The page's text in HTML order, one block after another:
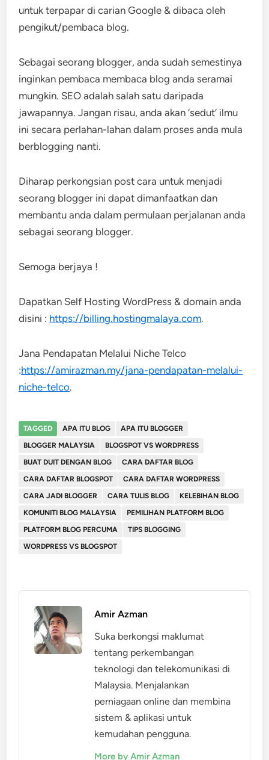
untuk terpapar di carian Google & dibaca oleh
pengikut/pembaca blog.
Sebagai seorang blogger, anda sudah semestinya
inginkan pembaca membaca blog anda seramai
mungkin. SEO adalah salah satu daripada
jawapannya. Jangan risau, anda akan ‘sedut’ ilmu
ini secara perlahan-lahan dalam proses anda mula
berblogging nanti.
Diharap perkongsian post cara untuk menjadi
seorang blogger ini dapat dimanfaatkan dan
membantu anda dalam permulaan perjalanan anda
sebagai seorang blogger.
Semoga berjaya !
Dapatkan Self Hosting WordPress & domain anda
disini : https://billing.hostingmalaya.com.
Jana Pendapatan Melalui Niche Telco
:https://amirazman.my/jana-pendapatan-melalui-
niche-telco.
TAGGED APA ITU BLOG
APA ITU BLOGGER
BLOGGER MALAYSIA
BLOGSPOT VS WORDPRESS
BUAT DUIT DENGAN BLOG
CARA DAFTAR BLOG
CARA DAFTAR BLOGSPOT
CARA DAFTAR WORDPRESS
CARA JADI BLOGGER
CARA TULIS BLOG
KELEBIHAN BLOG
KOMUNITI BLOG MALAYSIA
PEMILIHAN PLATFORM BLOG
PLATFORM BLOG PERCUMA
TIPS BLOGGING
WORDPRESS VS BLOGSPOT
Amir Azman
Suka berkongsi maklumat
tentang perkembangan
teknologi dan telekomunikasi di
Malaysia. Menjalankan
perniagaan online dan membina
sistem & aplikasi untuk
kemudahan pengguna.
More by Amir Azman